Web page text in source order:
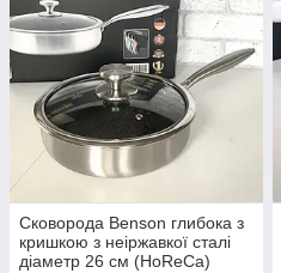
Сковорода Benson глибока з
кришкою з неіржавкої сталі
діаметр 26 см (HoReCa)